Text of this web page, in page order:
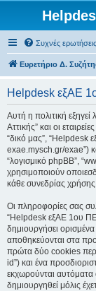
Συχνές ερωτήσεις
Ευρετήριο Δ.
Helpdesk εξΑΕ
Αυτή η πολιτική
Αττικής” και οι
“δικό μας”, “Helpdesk
exae.mysch.gr/exae”)
“λογισμικό phpBB”,
χρησιμοποιούν
κάθε συνεδρίας
Οι πληροφορίες σας
“Helpdesk εξΑΕ 1ου
δημιουργήσει
αποθηκεύονται στα
πρώτα δύο cookies
id”) και ένα
εκχωρούνται
δημιουργηθεί μόλις